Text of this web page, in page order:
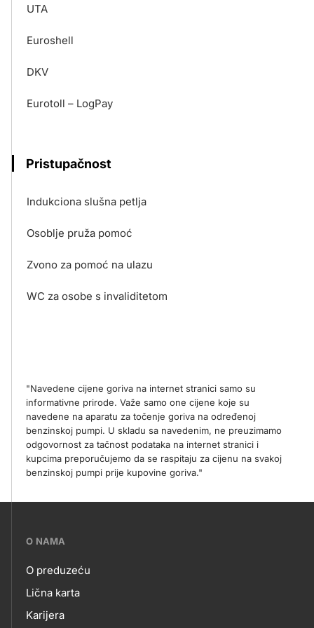
UTA
Euroshell
DKV
Eurotoll – LogPay
Pristupačnost
Indukciona slušna petlja
Osoblje pruža pomoć
Zvono za pomoć na ulazu
WC za osobe s invaliditetom
"Navedene cijene goriva na internet stranici samo su
informativne prirode. Važe samo one cijene koje su
navedene na aparatu za točenje goriva na određenoj
benzinskoj pumpi. U skladu sa navedenim, ne preuzimamo
odgovornost za tačnost podataka na internet stranici i
kupcima preporučujemo da se raspitaju za cijenu na svakoj
benzinskoj pumpi prije kupovine goriva."
???
skupno.footer-
title???
O NAMA
O
O preduzeću
Lična karta
Karijera